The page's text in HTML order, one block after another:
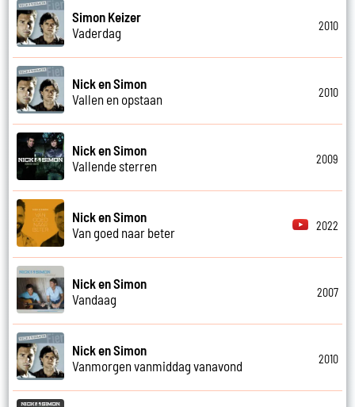
Simon Keizer
Vaderdag
2010
Nick en Simon
Vallen en opstaan
2010
Nick en Simon
Vallende sterren
2009
Nick en Simon
Van goed naar beter
2022
Nick en Simon
Vandaag
2007
Nick en Simon
Vanmorgen vanmiddag vanavond
2010